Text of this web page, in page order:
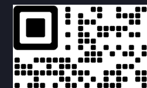
塞浦路斯移民
移民政策